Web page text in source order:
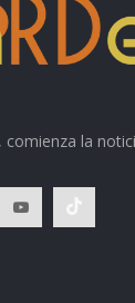
comienza la